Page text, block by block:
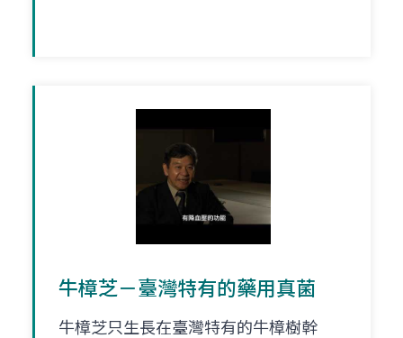
牛樟芝－臺灣特有的藥用真菌
牛樟芝只生長在臺灣特有的牛樟樹幹